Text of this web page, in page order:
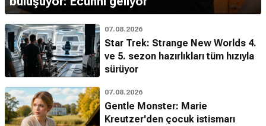
07.08.2026
Star Trek: Strange New Worlds 4.
ve 5. sezon hazırlıkları tüm hızıyla
sürüyor
07.08.2026
Gentle Monster: Marie
Kreutzer'den çocuk istismarı